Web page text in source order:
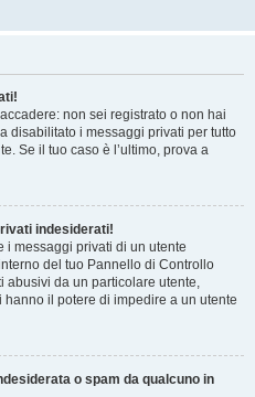
non sei registrato o non hai
disabilitato i messaggi privati per tutto
Se il tuo caso è l’ultimo, prova a
indesiderati!
i messaggi privati ​​di un utente
del tuo Pannello di Controllo
​​abusivi da un particolare utente,
il potere di impedire a un utente
o spam da qualcuno in